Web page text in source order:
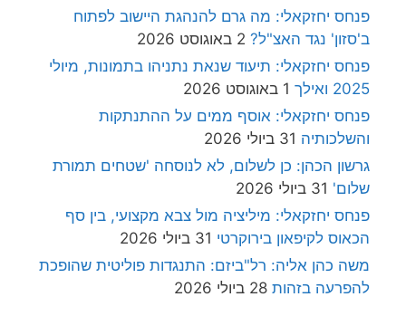
פנחס יחזקאלי: מה גרם להנהגת היישוב לפתוח
ב'סזון' נגד האצ"ל? 2 באוגוסט 2026
פנחס יחזקאלי: תיעוד שנאת נתניהו בתמונות, מיולי
2025 ואילך
1 באוגוסט 2026
פנחס יחזקאלי: אוסף ממים על ההתנתקות
והשלכותיה 31 ביולי 2026
גרשון הכהן: כן לשלום, לא לנוסחה 'שטחים תמורת
שלום' 31 ביולי 2026
פנחס יחזקאלי: מיליציה מול צבא מקצועי, בין סף
הכאוס לקיפאון בירוקרטי 31 ביולי 2026
משה כהן אליה: רל"ביזם: התנגדות פוליטית שהופכת
להפרעה בזהות 28 ביולי 2026